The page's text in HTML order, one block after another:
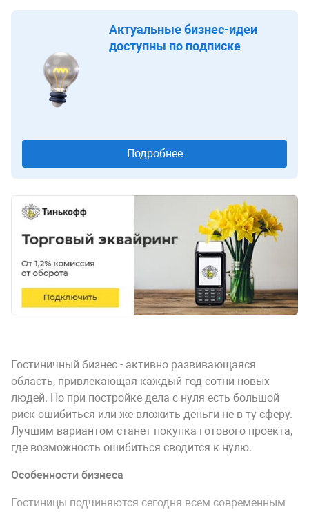
Актуальные бизнес-идеи
доступны по подписке
Подробнее
Гостиничный бизнес - активно развивающаяся
область, привлекающая каждый год сотни новых
людей. Но при постройке дела с нуля есть большой
риск ошибиться или же вложить деньги не в ту сферу.
Лучшим вариантом станет покупка готового проекта,
где возможность ошибиться сводится к нулю.
Особенности бизнеса
Гостиницы подчиняются сегодня всем современным